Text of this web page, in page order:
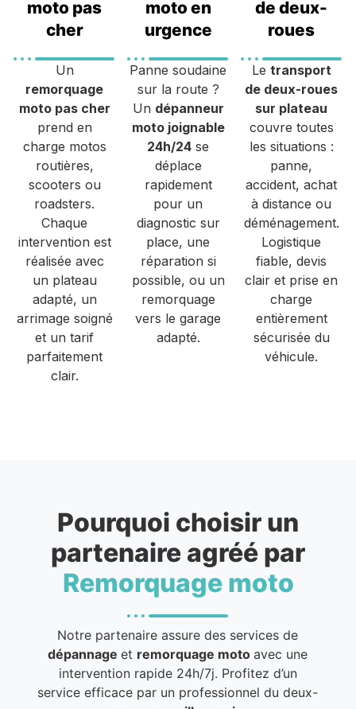
moto pas
cher
Un
remorquage
moto pas cher
prend en
charge motos
routières,
scooters ou
roadsters.
Chaque
intervention est
réalisée avec
un plateau
adapté, un
arrimage soigné
et un tarif
parfaitement
clair.
moto en
urgence
Panne soudaine
sur la route ?
Un dépanneur
moto joignable
24h/24 se
déplace
rapidement
pour un
diagnostic sur
place, une
réparation si
possible, ou un
remorquage
vers le garage
adapté.
de deux-
roues
Le transport
de deux-roues
sur plateau
couvre toutes
les situations :
panne,
accident, achat
à distance ou
déménagement.
Logistique
fiable, devis
clair et prise en
charge
entièrement
sécurisée du
véhicule.
Pourquoi choisir un
partenaire agréé par
Remorquage moto
Notre partenaire assure des services de
dépannageet remorquage motoavec une
intervention rapide 24h/7j. Profitez d’un
service efficace par un professionnel du deux-